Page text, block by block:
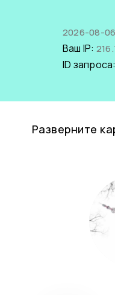
2026-08-
Ваш IP:
ID запроса:
Разверните